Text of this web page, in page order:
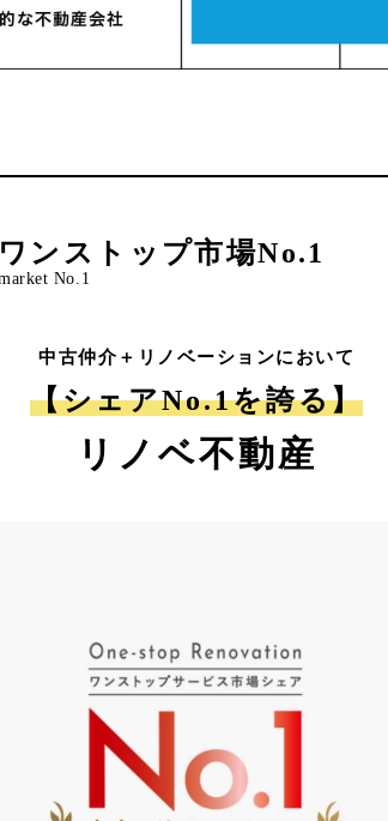
ワンストップ市場No.1
中古仲介＋リノベーションにおいて
【シェアNo.1を誇る】
リノベ不動産